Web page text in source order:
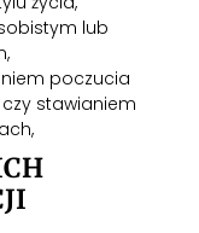
lub
poczucia
stawianiem